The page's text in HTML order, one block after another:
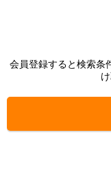
会員登録すると検索条